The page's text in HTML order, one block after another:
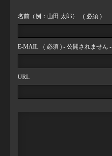
名前（例：山田 太郎） ( 必須 )
E-MAIL ( 必須 ) - 公開されません -
URL